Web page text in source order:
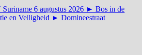
6 augustus 2026 ► Bos in de
en Veiligheid ► Domineestraat